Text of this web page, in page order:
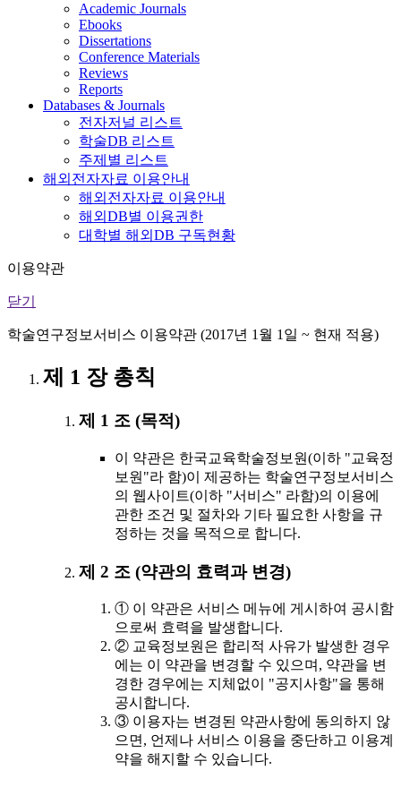
Academic Journals
Ebooks
Dissertations
Conference Materials
Reviews
Reports
Databases & Journals
전자저널 리스트
학술DB 리스트
주제별 리스트
해외전자자료 이용안내
해외전자자료 이용안내
해외DB별 이용권한
대학별 해외DB 구독현황
이용약관
닫기
학술연구정보서비스 이용약관 (2017년 1월 1일 ~ 현재 적용)
제 1 장 총칙
제 1 조 (목적)
이 약관은 한국교육학술정보원(이하 "교육정
보원"라 함)이 제공하는 학술연구정보서비스
의 웹사이트(이하 "서비스" 라함)의 이용에
관한 조건 및 절차와 기타 필요한 사항을 규
정하는 것을 목적으로 합니다.
제 2 조 (약관의 효력과 변경)
① 이 약관은 서비스 메뉴에 게시하여 공시함
으로써 효력을 발생합니다.
② 교육정보원은 합리적 사유가 발생한 경우
에는 이 약관을 변경할 수 있으며, 약관을 변
경한 경우에는 지체없이 "공지사항"을 통해
공시합니다.
③ 이용자는 변경된 약관사항에 동의하지 않
으면, 언제나 서비스 이용을 중단하고 이용계
약을 해지할 수 있습니다.